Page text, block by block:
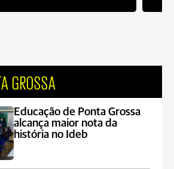
GROSSA
Educação de Ponta Grossa
alcança maior nota da
história no Ideb